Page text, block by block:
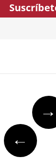
→
←